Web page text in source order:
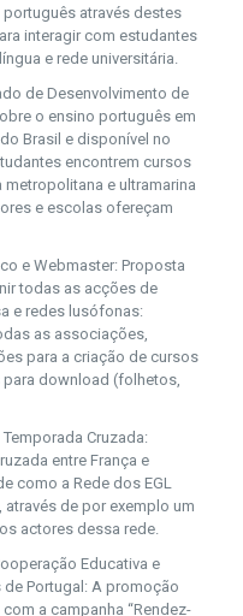
através destes
interagir com estudantes
e rede universitária.
de Desenvolvimento de
o ensino português em
Brasil e disponível no
encontrem cursos
e ultramarina
e escolas ofereçam
e Webmaster: Proposta
todas as acções de
e redes lusófonas:
as associações,
para a criação de cursos
download (folhetos,
Cruzada:
entre França e
como a Rede dos EGL
de por exemplo um
actores dessa rede.
Educativa e
Portugal: A promoção
a campanha “Rendez-